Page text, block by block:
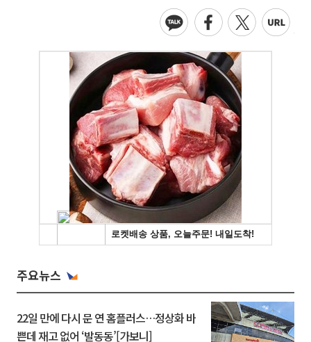
주요뉴스
22일 만에 다시 문 연 홈플러스…정상화 바
쁜데 재고 없어 ‘발동동’[가보니]